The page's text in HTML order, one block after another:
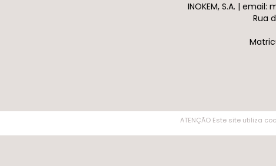
INOKEM, S.A. |
Rua
ATENÇÃO Este site utiliza cookies. Ao navegar no site estará a consentir a
ATENÇÃO Este site utiliza